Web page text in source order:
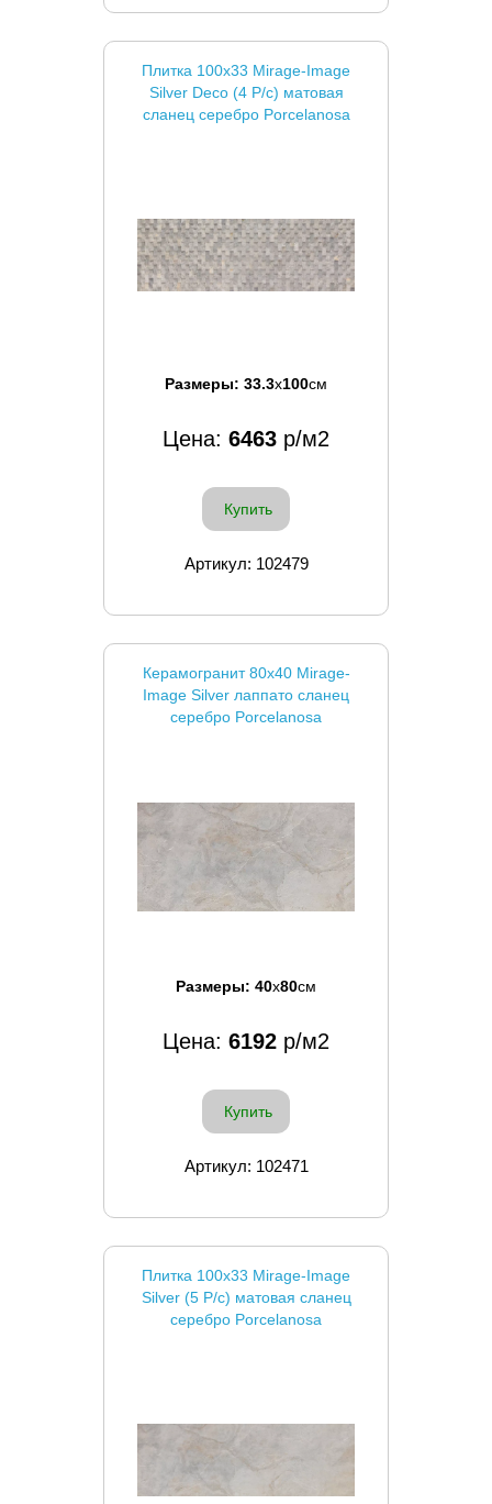
Плитка 100x33 Mirage-Image
Silver Deco (4 P/c) матовая
сланец серебро Porcelanosa
Размеры: 33.3x100см
Цена: 6463 р/м2
Купить
Артикул: 102479
Керамогранит 80x40 Mirage-
Image Silver лаппато сланец
серебро Porcelanosa
Размеры: 40x80см
Цена: 6192 р/м2
Купить
Артикул: 102471
Плитка 100x33 Mirage-Image
Silver (5 P/c) матовая сланец
серебро Porcelanosa